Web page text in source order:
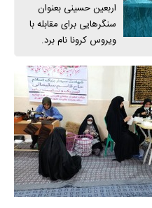
اربعین حسینی بعنوان
سنگر‌هایی برای مقابله با
ویروس کرونا نام برد.